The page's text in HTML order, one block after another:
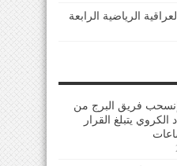
الرياضية الرابعة
إنسحب فريق البرج من
الكروي يتبلغ القرار